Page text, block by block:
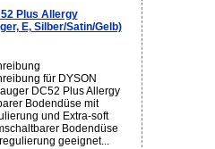
Plus Allergy
E, Silber/Satin/Gelb)
für DYSON
DC52 Plus Allergy
Bodendüse mit
und Extra-soft
Bodendüse
geeignet...